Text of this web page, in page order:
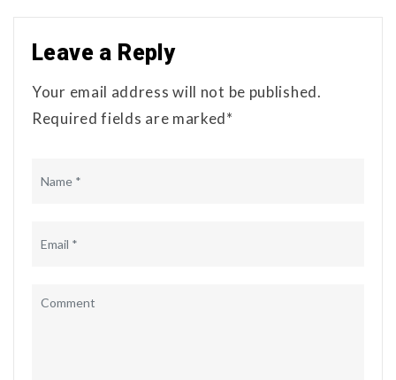
Leave a Reply
Your email address will not be published.
Required fields are marked*